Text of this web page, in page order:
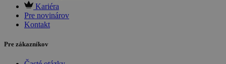
Kariéra
Pre novinárov
Kontakt
Pre zákazníkov